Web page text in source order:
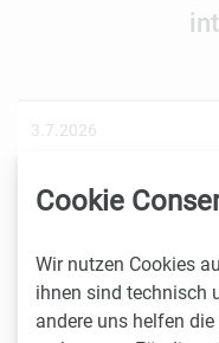
3.7.2026
Crowdinvesting für
hat gemeinsam mit
Investmentplattform
Cookie
Wir nutzen Cookies
ihnen sind technisch
andere uns helfen